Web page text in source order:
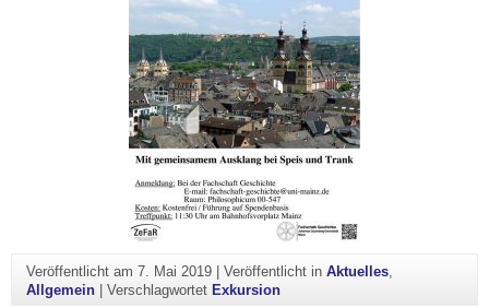
Veröffentlicht am 7. Mai 2019| Veröffentlicht in Aktuelles,
Allgemein| Verschlagwortet Exkursion